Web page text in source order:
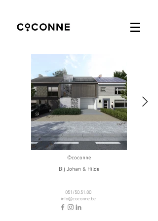
©coconne
Bij Johan & Hilde
051/50.51.00
info@coconne.be